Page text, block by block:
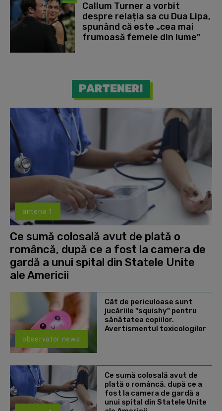
Callum Turner a vorbit
despre relația sa cu Dua Lipa,
spunând că este „cea mai
frumoasă femeie din lume”
PARTENERI
antena 1
Ce sumă colosală avut de plată o
româncă, după ce a fost la camera de
gardă a unui spital din Statele Unite
ale Americii
observator news
Cât de periculoase sunt
jucăriile "squishy" pentru
sănătatea copiilor.
Avertismentul toxicologilor
Ce sumă colosală avut de
plată o româncă, după ce a
fost la camera de gardă a
unui spital din Statele Unite